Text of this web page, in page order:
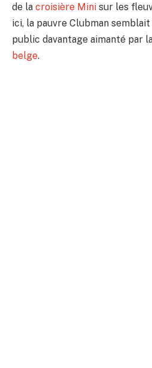
de la croisière Mini sur les
ici, la pauvre Clubman
public davantage aimanté par
belge.